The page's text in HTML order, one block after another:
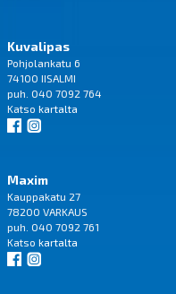
Kuvalipas
Pohjolankatu 6
74100 IISALMI
puh. 040 7092 764
Katso kartalta
Maxim
Kauppakatu 27
78200 VARKAUS
puh. 040 7092 761
Katso kartalta